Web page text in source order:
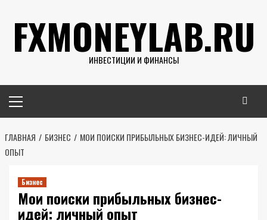
содержимому
FXMONEYLAB.RU
ИНВЕСТИЦИИ И ФИНАНСЫ
меню
ГЛАВНАЯ БИЗНЕС
МОИ ПОИСКИ ПРИБЫЛЬНЫХ БИЗНЕС-ИДЕЙ: ЛИЧНЫЙ
ОПЫТ
Бизнес
Мои поиски прибыльных бизнес-
идей: личный опыт